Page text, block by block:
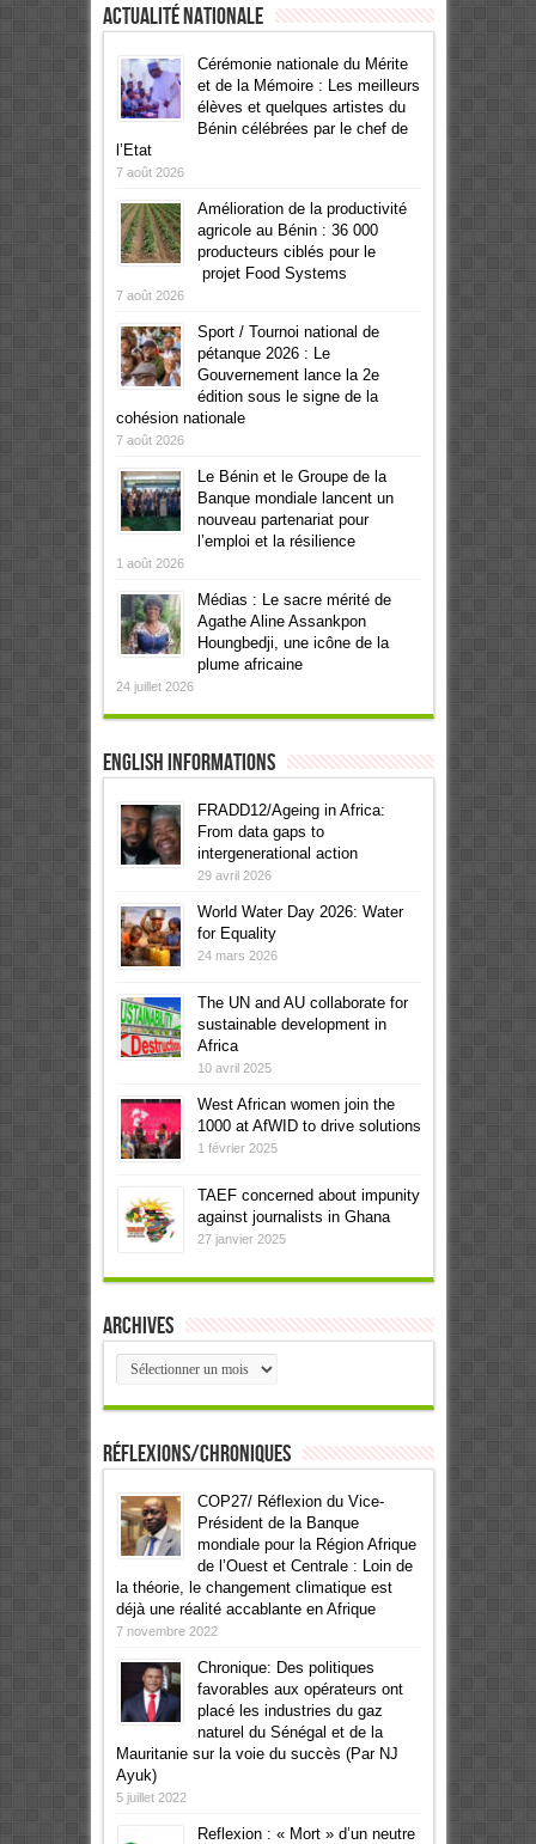
Actualité Nationale
Cérémonie nationale du Mérite
et de la Mémoire : Les meilleurs
élèves et quelques artistes du
Bénin célébrées par le chef de
l’Etat
7 août 2026
Amélioration de la productivité
agricole au Bénin : 36 000
producteurs ciblés pour le
projet Food Systems
7 août 2026
Sport / Tournoi national de
pétanque 2026 : Le
Gouvernement lance la 2e
édition sous le signe de la
cohésion nationale
7 août 2026
Le Bénin et le Groupe de la
Banque mondiale lancent un
nouveau partenariat pour
l’emploi et la résilience
1 août 2026
Médias : Le sacre mérité de
Agathe Aline Assankpon
Houngbedji, une icône de la
plume africaine
24 juillet 2026
English informations
FRADD12/Ageing in Africa:
From data gaps to
intergenerational action
29 avril 2026
World Water Day 2026: Water
for Equality
24 mars 2026
The UN and AU collaborate for
sustainable development in
Africa
10 avril 2025
West African women join the
1000 at AfWID to drive solutions
1 février 2025
TAEF concerned about impunity
against journalists in Ghana
27 janvier 2025
Archives
Archives
Réflexions/Chroniques
COP27/ Réflexion du Vice-
Président de la Banque
mondiale pour la Région Afrique
de l’Ouest et Centrale : Loin de
la théorie, le changement climatique est
déjà une réalité accablante en Afrique
7 novembre 2022
Chronique: Des politiques
favorables aux opérateurs ont
placé les industries du gaz
naturel du Sénégal et de la
Mauritanie sur la voie du succès (Par NJ
Ayuk)
5 juillet 2022
Reflexion : « Mort » d’un neutre